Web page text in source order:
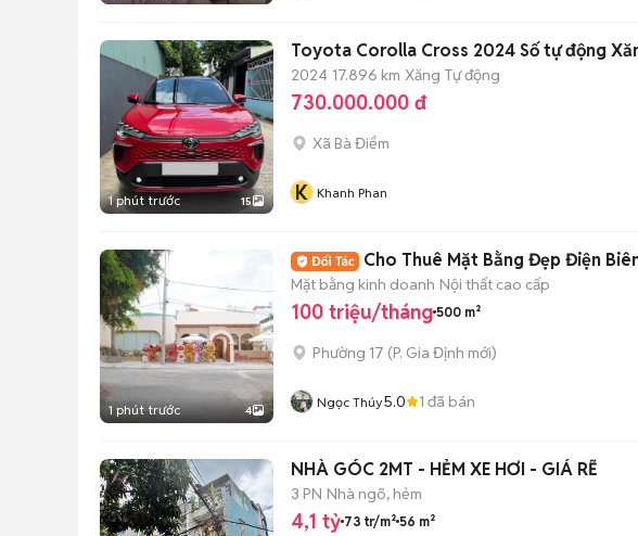
1 phút trước 15
Toyota Corolla Cross 2024 Số tự động
2024 17.896 km Xăng Tự động
730.000.000 đ
Xã Bà Điểm
K Khanh Phan
1 phút trước 4
Cho Thuê Mặt Bằng Đẹp Điện
Mặt bằng kinh doanh Nội thất cao cấp
100 triệu/tháng 500 m²
Phường 17 (P. Gia Định mới)
Ngọc Thúy5.0 1 đã bán
NHÀ GÓC 2MT - HẺM XE HƠI - GIÁ RẼ
3 PN Nhà ngõ, hẻm
4,1 tỷ 73 tr/m² 56 m²